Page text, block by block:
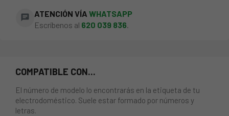
chat ATENCIÓN VÍA WHATSAPP
Escríbenos al 620 039 836.
COMPATIBLE CON...
El número de modelo lo encontrarás en la etiqueta de tu
electrodoméstico. Suele estar formado por números y
letras.